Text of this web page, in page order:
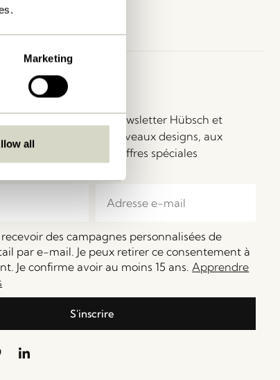
Marketing
all
de notre newsletter Hübsch et
accès exclusif aux nouveaux designs, aux
événements et aux offres spéciales
recevoir des campagnes personnalisées de
par e-mail. Je peux retirer ce consentement à
Je confirme avoir au moins 15 ans.Apprendre
S'inscrire